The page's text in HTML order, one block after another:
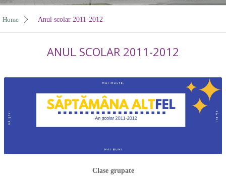
Home Anul scolar 2011-2012
ANUL SCOLAR 2011-2012
Clase grupate